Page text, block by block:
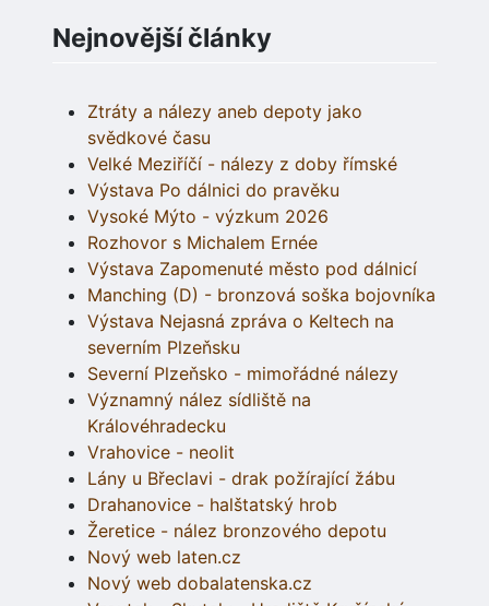
Nejnovější články
Ztráty a nálezy aneb depoty jako
svědkové času
Velké Meziříčí - nálezy z doby římské
Výstava Po dálnici do pravěku
Vysoké Mýto - výzkum 2026
Rozhovor s Michalem Ernée
Výstava Zapomenuté město pod dálnicí
Manching (D) - bronzová soška bojovníka
Výstava Nejasná zpráva o Keltech na
severním Plzeňsku
Severní Plzeňsko - mimořádné nálezy
Významný nález sídliště na
Královéhradecku
Vrahovice - neolit
Lány u Břeclavi - drak požírající žábu
Drahanovice - halštatský hrob
Žeretice - nález bronzového depotu
Nový web laten.cz
Nový web dobalatenska.cz